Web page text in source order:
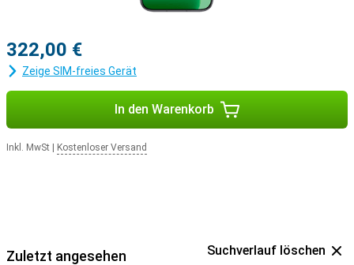
322,00 €
Zeige SIM-freies Gerät
In den Warenkorb
Inkl. MwSt Kostenloser Versand
Zuletzt angesehen Suchverlauf löschen